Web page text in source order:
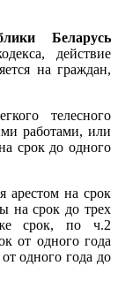
Беларусь
действие
на граждан,
телесного
работами, или
срок до одного
арестом на срок
на срок до трех
срок, по ч.2
от одного года
одного года до